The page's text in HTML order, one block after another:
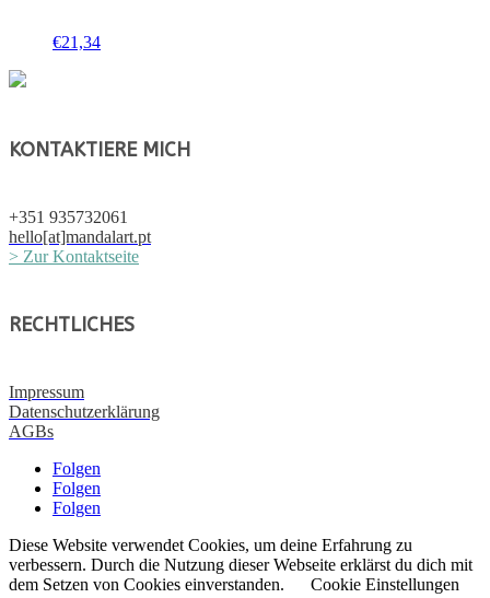
€21,34
KONTAKTIERE MICH
+351 935732061
hello[at]mandalart.pt
> Zur Kontaktseite
RECHTLICHES
Impressum
Datenschutzerklärung
AGBs
Folgen
Folgen
Folgen
Diese Website verwendet Cookies, um deine Erfahrung zu
verbessern. Durch die Nutzung dieser Webseite erklärst du dich mit
dem Setzen von Cookies einverstanden.
Cookie Einstellungen